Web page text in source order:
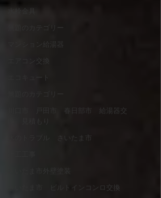
水栓金具
無題のカテゴリー
マンション給湯器
エアコン交換
エコキュート
無題のカテゴリー
川口市 戸田市 春日部市 給湯器交
水のトラブル さいたま市
さいたま市 ビルトインコンロ交換